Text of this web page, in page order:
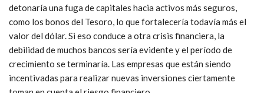
detonaría una fuga de capitales hacia activos más seguros,
como los bonos del Tesoro, lo que fortalecería todavía más el
valor del dólar. Si eso conduce a otra crisis financiera, la
debilidad de muchos bancos sería evidente y el período de
crecimiento se terminaría. Las empresas que están siendo
incentivadas para realizar nuevas inversiones ciertamente